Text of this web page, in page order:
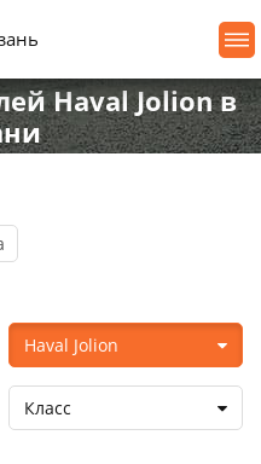
Haval Jolion в
Haval Jolion
Класс